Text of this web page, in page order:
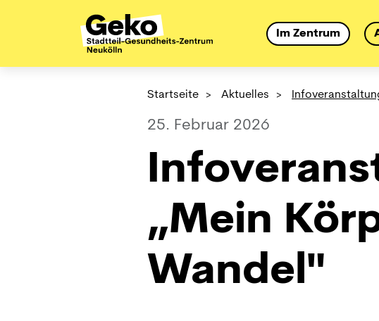
Im Zentrum
Startseite > Aktuelles >
25. Februar 2026
„Mein
Wandel"